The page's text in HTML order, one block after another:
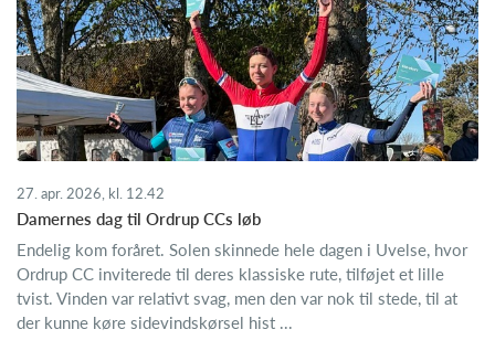
27. apr. 2026, kl. 12.42
Damernes dag til Ordrup CCs løb
Endelig kom foråret. Solen skinnede hele dagen i Uvelse, hvor
Ordrup CC inviterede til deres klassiske rute, tilføjet et lille
tvist. Vinden var relativt svag, men den var nok til stede, til at
der kunne køre sidevindskørsel hist ...